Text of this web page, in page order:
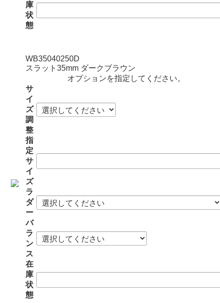
庫
状
態
WB35040250D
スラット35mm ダークブラウン
オプションを指定してください。
サ
イ
ズ
調
整
指
定
サ
イ
ズ
ラ
ダ
ー
バ
ラ
ン
ス
在
庫
状
態